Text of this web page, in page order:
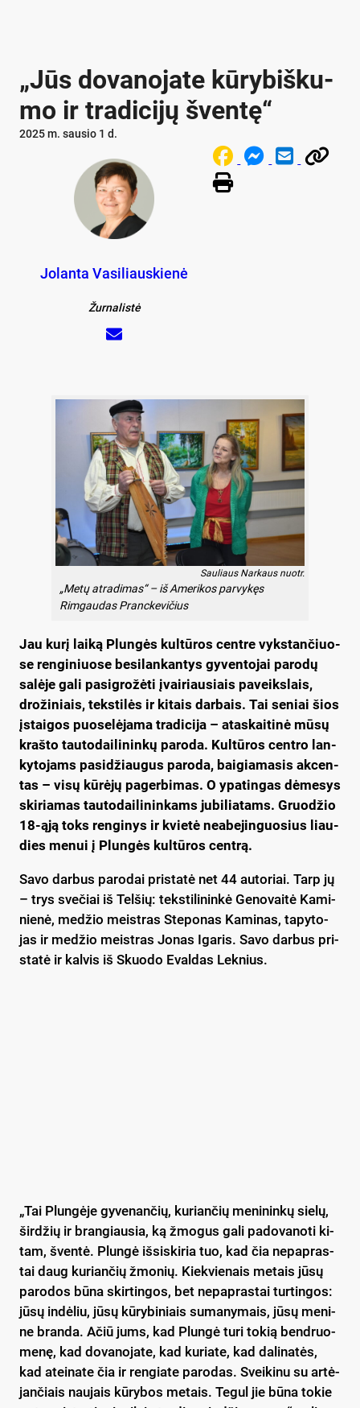
„Jūs do­va­no­ja­te kū­ry­biš­ku­
mo ir tra­di­ci­jų šven­tę“
2025 m. sausio 1 d.
Jolanta Vasiliauskienė
Žurnalistė
Sauliaus Narkaus nuotr.
„Metų atradimas“ – iš Amerikos parvykęs
Rimgaudas Pranckevičius
Jau ku­rį lai­ką Plun­gės kul­tū­ros cent­re vyks­tan­čiuo­
se ren­gi­niuo­se be­si­lan­kan­tys gy­ven­to­jai pa­ro­dų
sa­lė­je ga­li pa­si­gro­žė­ti įvai­riau­siais pa­veiks­lais,
dro­ži­niais, teks­ti­lės ir ki­tais dar­bais. Tai se­niai šios
įstai­gos puo­se­lė­ja­ma tra­di­ci­ja – ata­skai­ti­nė mū­sų
kraš­to tau­to­dai­li­nin­kų pa­ro­da. Kul­tū­ros cent­ro lan­
ky­to­jams pa­si­džiau­gus pa­ro­da, bai­gia­ma­sis ak­cen­
tas – vi­sų kū­rė­jų pa­ger­bi­mas. O ypa­tin­gas dė­me­sys
ski­ria­mas tau­to­dai­li­nin­kams ju­bi­lia­tams. Gruo­džio
18-ąją toks ren­gi­nys ir kvie­tė nea­be­jin­guo­sius liau­
dies me­nui į Plun­gės kul­tū­ros cent­rą.
Sa­vo dar­bus pa­ro­dai pri­sta­tė net 44 au­to­riai. Tarp jų
– trys sve­čiai iš Tel­šių: teks­ti­li­nin­kė Ge­no­vai­tė Ka­mi­
nie­nė, me­džio meist­ras Ste­po­nas Ka­mi­nas, ta­py­to­
jas ir me­džio meist­ras Jo­nas Iga­ris. Sa­vo dar­bus pri­
sta­tė ir kal­vis iš Skuo­do Eval­das Lek­nius.
„Tai Plun­gė­je gy­ve­nan­čių, ku­rian­čių me­ni­nin­kų sie­lų,
šir­džių ir bran­giau­sia, ką žmo­gus ga­li pa­do­va­no­ti ki­
tam, šven­tė. Plun­gė iš­si­ski­ria tuo, kad čia ne­pap­ras­
tai daug ku­rian­čių žmo­nių. Kiek­vie­nais me­tais jū­sų
pa­ro­dos bū­na skir­tin­gos, bet ne­pap­ras­tai tur­tin­gos:
jū­sų in­dė­liu, jū­sų kū­ry­bi­niais su­ma­ny­mais, jū­sų me­ni­
ne bran­da. Ačiū jums, kad Plun­gė tu­ri to­kią bend­ruo­
me­nę, kad do­va­no­ja­te, kad ku­ria­te, kad da­li­na­tės,
kad atei­na­te čia ir ren­gia­te pa­ro­das. Svei­ki­nu su ar­tė­
jan­čiais nau­jais kū­ry­bos me­tais. Te­gul jie bū­na to­kie